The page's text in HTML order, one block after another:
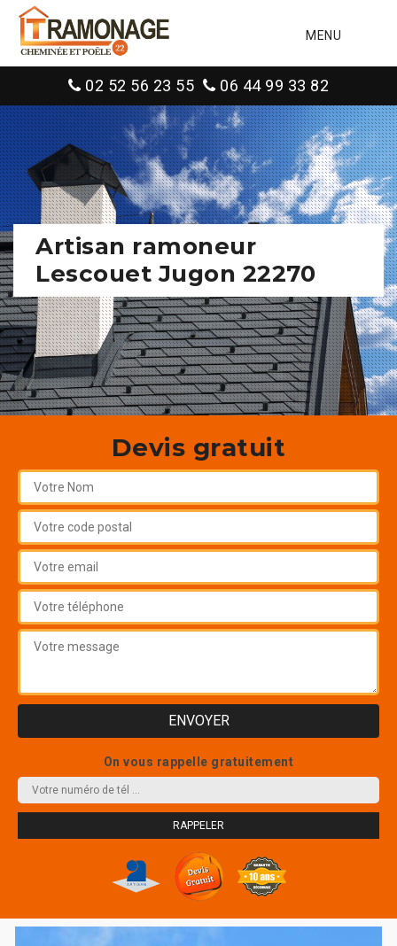
MENU
02 52 56 23 55 06 44 99 33 82
Artisan ramoneur
Lescouet Jugon 22270
Devis gratuit
On vous rappelle gratuitement